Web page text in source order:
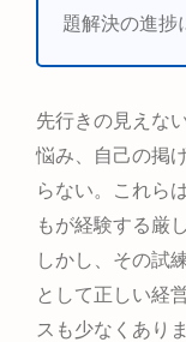
題解決の進捗
先行きの見えな
悩み、自己の掲
らない。これら
もが経験する厳
しかし、その試
として正しい経
スも少なくあり